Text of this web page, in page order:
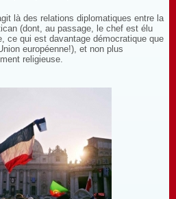
là des relations diplomatiques entre la
(dont, au passage, le chef est élu
ce qui est davantage démocratique que
européenne!), et non plus
religieuse.